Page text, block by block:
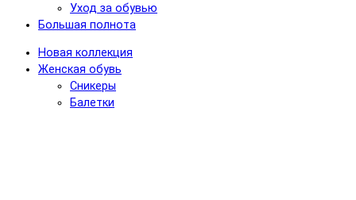
Уход за обувью
Большая полнота
Новая коллекция
Женская обувь
Сникеры
Балетки